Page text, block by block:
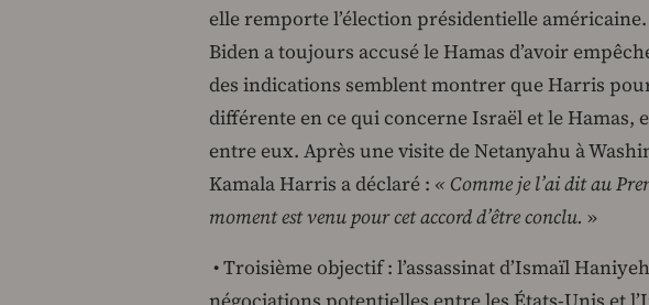
elle remporte l’élection présidentielle
Biden a toujours accusé le Hamas d’avoir
des indications semblent montrer que Harris
différente en ce qui concerne Israël et le Hamas,
entre eux. Après une visite de Netanyahu à
Kamala Harris a déclaré : « Comme je l’ai dit au
moment est venu pour cet accord d’être conclu. »
• Troisième objectif : l’assassinat d’Ismaïl